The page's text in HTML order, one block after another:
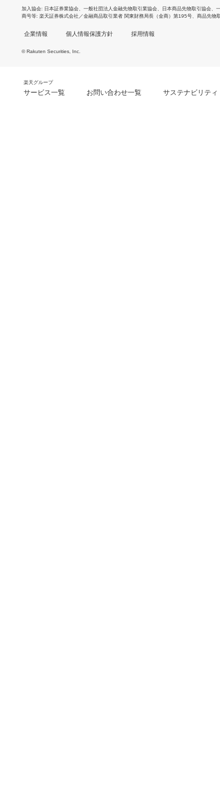
加入協会 日本証券業協会、 一般社団法人金融先物取引業協会、 日本商品先物取引協会、
商号等 楽天証券株式会社／金融商品取引業者 関東財務局長（金商）第195号、商品先物
企業情報 個人情報保護方針 採用情報
© Rakuten Securities, Inc.
楽天グループ
サービス一覧 お問い合わせ一覧 サステナビリティ